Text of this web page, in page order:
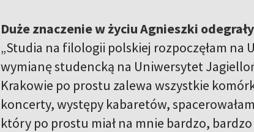
Duże znaczenie w życiu Agnieszki
„Studia na filologii polskiej rozpoczęłam na
wymianę studencką na Uniwersytet
Krakowie po prostu zalewa wszystkie
koncerty, występy kabaretów,
który po prostu miał na mnie bardzo,